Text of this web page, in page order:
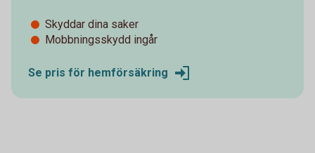
Skyddar dina saker
Mobbningsskydd ingår
Se pris för hemförsäkring